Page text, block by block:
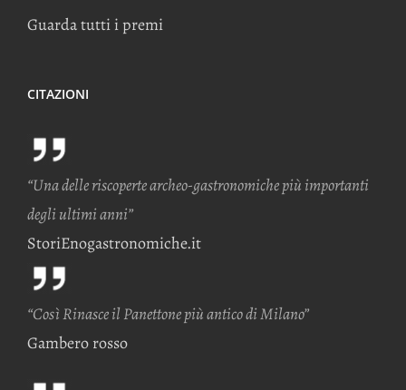
Guarda tutti i premi
CITAZIONI
“Una delle riscoperte archeo-gastronomiche più importanti
degli ultimi anni”
StoriEnogastronomiche.it
“Così Rinasce il Panettone più antico di Milano”
Gambero rosso